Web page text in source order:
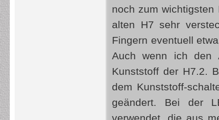
noch zum
alten H7 sehr
Fingern eventuell
Auch wenn ich den
Kunststoff der H7.2.
dem Kunststoff-
geändert. Bei der